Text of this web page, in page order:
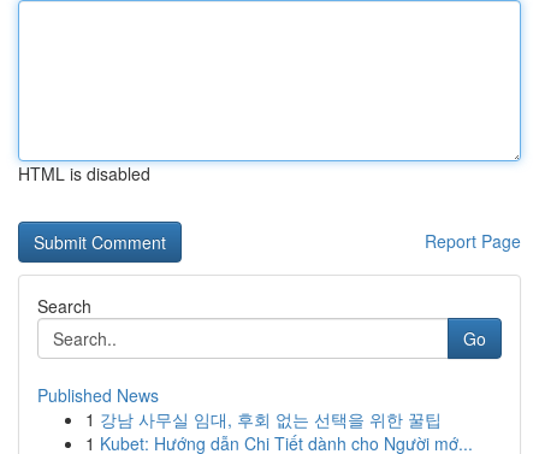
HTML is disabled
Report Page
Search
Go
Published News
1 강남 사무실 임대, 후회 없는 선택을 위한 꿀팁
1 Kubet: Hướng dẫn Chi Tiết dành cho Người mớ...